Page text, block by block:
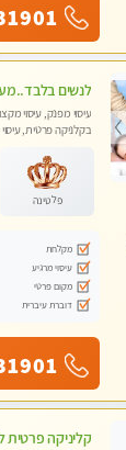
עיסוי מפנק, עיסוי
בקלניקה פרטית,
פלטינה
מקלחת
עיסוי מרגיע
מקום פרטי
דוברת עיברית